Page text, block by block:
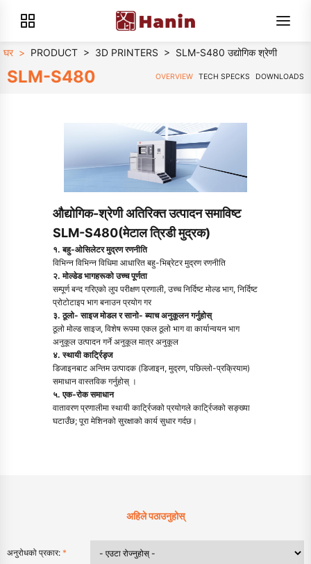
घर> PRODUCT > 3D PRINTERS > SLM-S480 उद्योगिक श्रेणी
SLM-S480 OVERVIEW TECH SPECKS DOWNLOADS
औद्योगिक-श्रेणी अतिरिक्त उत्पादन समाविष्ट
SLM-S480(मेटाल त्रिडी मुद्रक)
१. बहु-ओसिलेटर मुद्रण रणनीति
विभिन्न विभिन्न विधिमा आधारित बहु-भिब्रेटर मुद्रण रणनीति
२. मोल्डेड भागहरूको उच्च पूर्णता
सम्पूर्ण बन्द गरिएको लुप परीक्षण प्रणाली, उच्च निर्दिष्ट मोल्ड भाग, निर्दिष्ट
प्रोटोटाइप भाग बनाउन प्रयोग गर
३. ठूलो- साइज मोडल र सानो- ब्याच अनुकूलन गर्नुहोस्
ठूलो मोल्ड साइज, विशेष रूपमा एकल ठूलो भाग वा कार्यान्वयन भाग
अनुकूल उत्पादन गर्ने अनुकूल मात्र अनुकूल
४. स्थायी कार्ट्रिड्ज
डिजाइनबाट अन्तिम उत्पादक (डिजाइन, मुद्रण, पछिल्लो-प्रक्रियाम)
समाधान वास्तविक गर्नुहोस् ।
५. एक-रोक समाधान
वातावरण प्रणालीमा स्थायी कार्ट्रिजको प्रयोगले कार्ट्रिजको सङ्ख्या
घटाउँछ; पूरा मेशिनको सुरक्षाको कार्य सुधार गर्दछ।
अहिले पठाउनुहोस्
अनुरोधको प्रकार: *